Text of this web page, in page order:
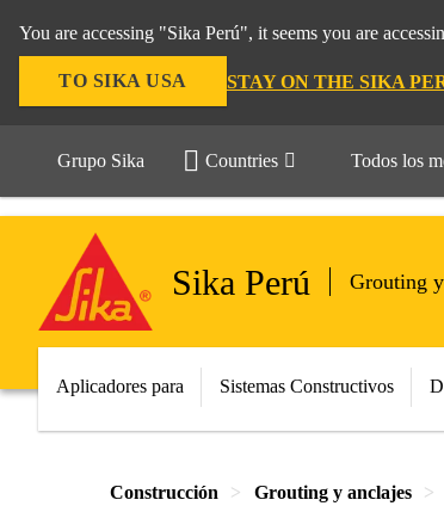
You are accessing "Sika Perú", it seems you are
TO SIKA USA STAY ON THE SIKA
Grupo Sika Countries Todos los
Sika Perú Grouting
Aplicadores para Sistemas Constructivos
Construcción Grouting y anclajes